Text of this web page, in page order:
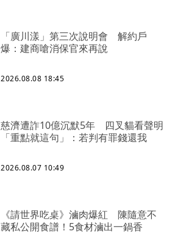
「廣川漾」第三次說明會 解約戶
爆：建商嗆消保官來再說
2026.08.08 18:45
慈濟遭詐10億沉默5年 四叉貓看聲明
「重點就這句」：若判有罪錢還我
2026.08.07 10:49
《請世界吃桌》滷肉爆紅 陳隨意不
藏私公開食譜！5食材滷出一鍋香